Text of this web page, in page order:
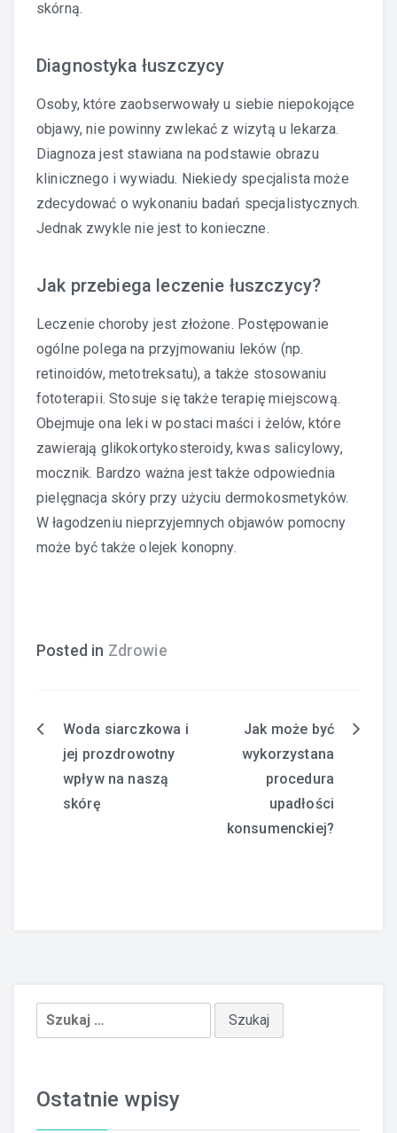
skórną.
Diagnostyka łuszczycy
Osoby, które zaobserwowały u siebie niepokojące
objawy, nie powinny zwlekać z wizytą u lekarza.
Diagnoza jest stawiana na podstawie obrazu
klinicznego i wywiadu. Niekiedy specjalista może
zdecydować o wykonaniu badań specjalistycznych.
Jednak zwykle nie jest to konieczne.
Jak przebiega leczenie łuszczycy?
Leczenie choroby jest złożone. Postępowanie
ogólne polega na przyjmowaniu leków (np.
retinoidów, metotreksatu), a także stosowaniu
fototerapii. Stosuje się także terapię miejscową.
Obejmuje ona leki w postaci maści i żelów, które
zawierają glikokortykosteroidy, kwas salicylowy,
mocznik. Bardzo ważna jest także odpowiednia
pielęgnacja skóry przy użyciu dermokosmetyków.
W łagodzeniu nieprzyjemnych objawów pomocny
może być także olejek konopny.
Posted in Zdrowie
Nawigacja
wpisu
Woda siarczkowa i
jej prozdrowotny
wpływ na naszą
skórę
Jak może być
wykorzystana
procedura
upadłości
konsumenckiej?
Szukaj:
Ostatnie wpisy